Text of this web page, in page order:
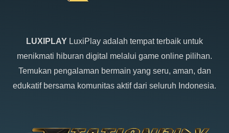
LUXIPLAY LuxiPlay adalah tempat terbaik untuk
menikmati hiburan digital melalui game online pilihan.
Temukan pengalaman bermain yang seru, aman, dan
edukatif bersama komunitas aktif dari seluruh Indonesia.